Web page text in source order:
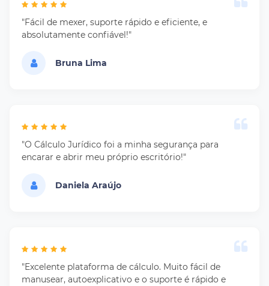
"Fácil de mexer, suporte rápido e eficiente, e
absolutamente confiável!"
Bruna Lima
"O Cálculo Jurídico foi a minha segurança para
encarar e abrir meu próprio escritório!"
Daniela Araújo
"Excelente plataforma de cálculo. Muito fácil de
manusear, autoexplicativo e o suporte é rápido e